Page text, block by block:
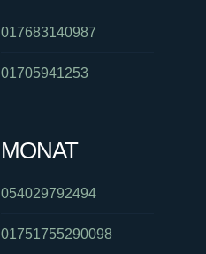
017683140987
01705941253
MONAT
054029792494
01751755290098